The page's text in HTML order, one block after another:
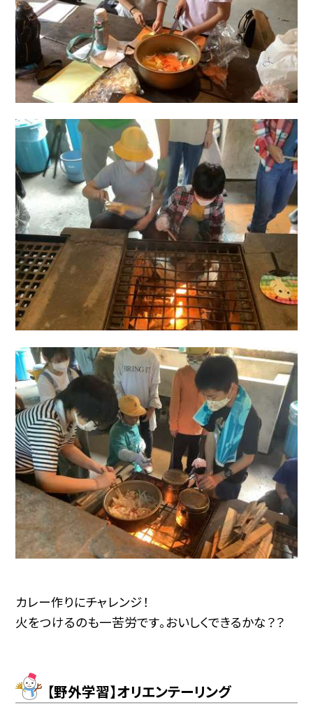
カレー作りにチャレンジ！
火をつけるのも一苦労です。おいしくできるかな？？
【野外学習】オリエンテーリング